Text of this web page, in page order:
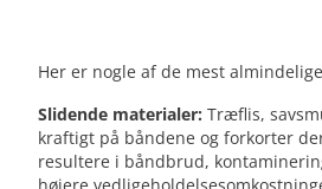
Her er nogle af de mest
Slidende materialer: Træflis,
kraftigt på båndene og forkorter
resultere i båndbrud,